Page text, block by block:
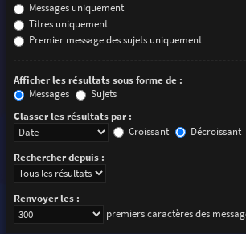
Messages uniquement
Titres uniquement
Premier message des sujets uniquement
Afficher les résultats sous forme de :
Messages
Sujets
Classer les résultats par :
Croissant
Décroissant
Rechercher depuis :
Renvoyer les :
premiers caractères des